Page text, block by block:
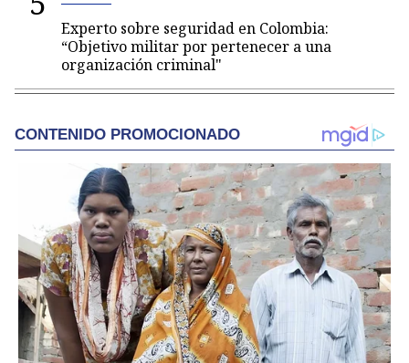
Experto sobre seguridad en Colombia:
“Objetivo militar por pertenecer a una
organización criminal"